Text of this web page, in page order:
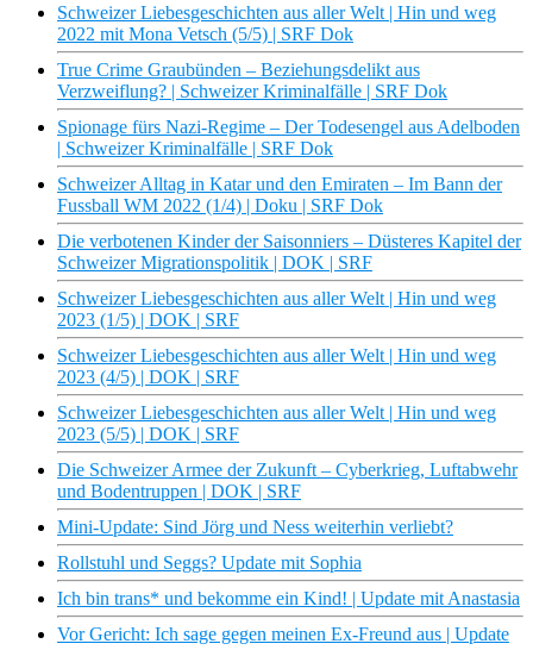
Schweizer Liebesgeschichten aus aller Welt | Hin und weg
2022 mit Mona Vetsch (5/5) | SRF Dok
True Crime Graubünden – Beziehungsdelikt aus
Verzweiflung? | Schweizer Kriminalfälle | SRF Dok
Spionage fürs Nazi-Regime – Der Todesengel aus Adelboden
| Schweizer Kriminalfälle | SRF Dok
Schweizer Alltag in Katar und den Emiraten – Im Bann der
Fussball WM 2022 (1/4) | Doku | SRF Dok
Die verbotenen Kinder der Saisonniers – Düsteres Kapitel der
Schweizer Migrationspolitik | DOK | SRF
Schweizer Liebesgeschichten aus aller Welt | Hin und weg
2023 (1/5) | DOK | SRF
Schweizer Liebesgeschichten aus aller Welt | Hin und weg
2023 (4/5) | DOK | SRF
Schweizer Liebesgeschichten aus aller Welt | Hin und weg
2023 (5/5) | DOK | SRF
Die Schweizer Armee der Zukunft – Cyberkrieg, Luftabwehr
und Bodentruppen | DOK | SRF
Mini-Update: Sind Jörg und Ness weiterhin verliebt?
Rollstuhl und Seggs? Update mit Sophia
Ich bin trans* und bekomme ein Kind! | Update mit Anastasia
Vor Gericht: Ich sage gegen meinen Ex-Freund aus | Update